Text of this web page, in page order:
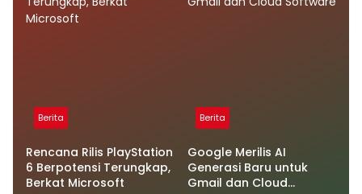
Berita
Rencana Rilis PlayStation
6 Berpotensi Terungkap,
Berkat Microsoft
Berita
Google Merilis AI
Generasi Baru untuk
Gmail dan Cloud